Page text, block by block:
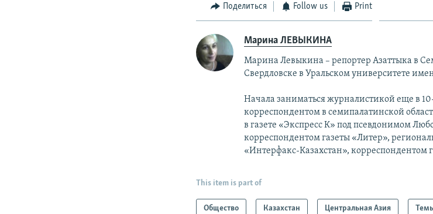
Поделиться Follow us Print
Марина ЛЕВЫКИНА
Марина Левыкина – репортер Азаттыка в
Свердловске в Уральском университете
Начала заниматься журналистикой еще в
корреспондентом в семипалатинской
в газете «Экспресс К» под псевдонимом
корреспондентом газеты «Литер»,
«Интерфакс-Казахстан», корреспондентом
This item is part of
Общество Казахстан Центральная Азия